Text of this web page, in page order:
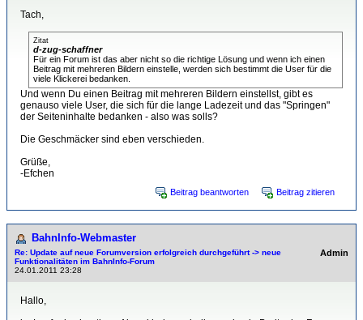
Tach,
Zitat
d-zug-schaffner
Für ein Forum ist das aber nicht so die richtige Lösung und wenn ich einen
Beitrag mit mehreren Bildern einstelle, werden sich bestimmt die User für die
viele Klickerei bedanken.
Und wenn Du einen Beitrag mit mehreren Bildern einstellst, gibt es
genauso viele User, die sich für die lange Ladezeit und das "Springen"
der Seiteninhalte bedanken - also was solls?
Die Geschmäcker sind eben verschieden.
Grüße,
-Efchen
Beitrag beantworten Beitrag zitieren
BahnInfo-Webmaster
Re: Update auf neue Forumversion erfolgreich durchgeführt -> neue
Funktionalitäten im BahnInfo-Forum
24.01.2011 23:28
Admin
Hallo,